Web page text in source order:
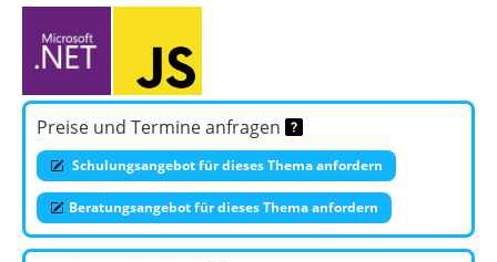
Preise und Termine anfragen
Schulungsangebot für dieses Thema anfordern
Beratungsangebot für dieses Thema anfordern